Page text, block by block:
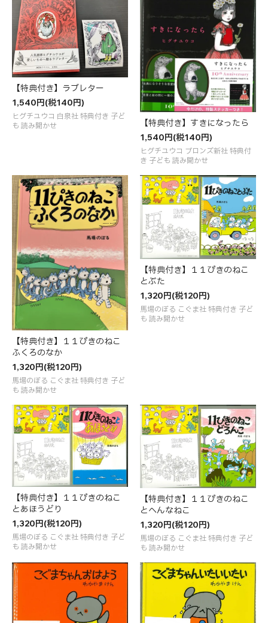
【特典付き】ラブレター
1,540円(税140円)
ヒグチユウコ 白泉社 特典付き 子ど
も 読み聞かせ
【特典付き】すきになったら
1,540円(税140円)
ヒグチユウコ ブロンズ新社 特典付
き 子ども 読み聞かせ
【特典付き】１１ぴきのねこ
ふくろのなか
1,320円(税120円)
馬場のぼる こぐま社 特典付き 子ど
も 読み聞かせ
【特典付き】１１ぴきのねこ
とぶた
1,320円(税120円)
馬場のぼる こぐま社 特典付き 子ど
も 読み聞かせ
【特典付き】１１ぴきのねこ
とあほうどり
1,320円(税120円)
馬場のぼる こぐま社 特典付き 子ど
も 読み聞かせ
【特典付き】１１ぴきのねこ
とへんなねこ
1,320円(税120円)
馬場のぼる こぐま社 特典付き 子ど
も 読み聞かせ